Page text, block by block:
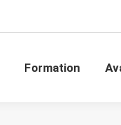
Formation